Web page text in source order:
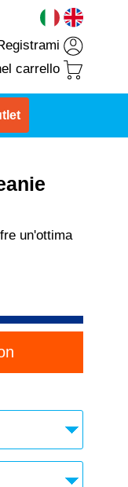
carrello
un'ottima